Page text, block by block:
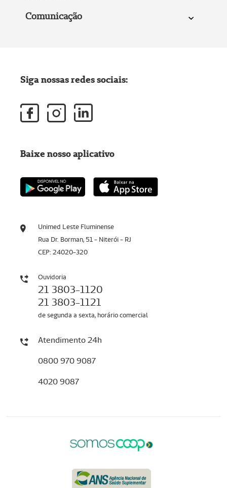
Comunicação
Unimed Leste Fluminense
Rua Dr. Borman, 51 - Niterói - RJ
CEP: 24020-320
Ouvidoria
21 3803-1120
21 3803-1121
de segunda a sexta, horário comercial
Atendimento 24h
0800 970 9087
4020 9087
Siga nossas redes sociais:
Baixe nosso aplicativo